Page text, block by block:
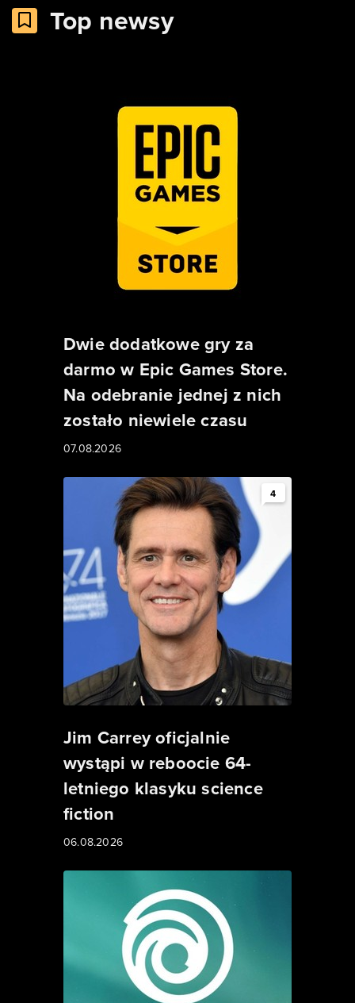
Top newsy
Dwie dodatkowe gry za
darmo w Epic Games Store.
Na odebranie jednej z nich
zostało niewiele czasu
07.08.2026
4
Jim Carrey oficjalnie
wystąpi w reboocie 64-
letniego klasyku science
fiction
06.08.2026